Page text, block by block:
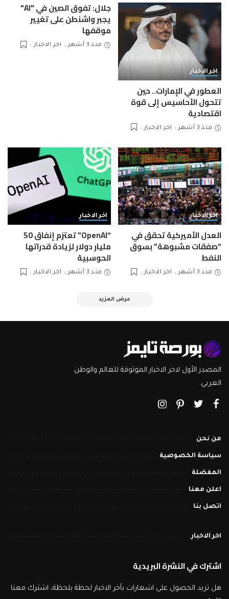
اخر الاخبار
العطور في الإمارات.. حين
تتحول الأحاسيس إلى قوة
اقتصادية
منذ 3 أشهر اخر الاخبار
جلال: تفوق الصين في "AI"
يجبر واشنطن على تغيير
موقفها
منذ 3 أشهر اخر الاخبار
اخر الاخبار
العدل الأميركية تحقق في
“صفقات مشبوهة” بسوق
النفط
منذ 3 أشهر اخر الاخبار
اخر الاخبار
“OpenAI” تعتزم إنفاق 50
مليار دولار لزيادة قدراتها
الحوسبية
منذ 3 أشهر اخر الاخبار
عرض المزيد
المصدر الأول لاخر الاخبار الموثوقة للعالم والوطن
العربي.
من نحن
سياسة الخصوصية
المفضلة
اعلن معنا
اتصل بنا
اخر الاخبار
اشترك في النشرة البريدية
هل تريد الحصول على اشعارات بآخر الاخبار لحظة بلحظة، اشترك معنا